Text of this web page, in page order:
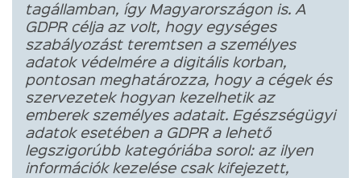
tagállamban, így Magyarországon is. A
GDPR célja az volt, hogy egységes
szabályozást teremtsen a személyes
adatok védelmére a digitális korban,
pontosan meghatározza, hogy a cégek és
szervezetek hogyan kezelhetik az
emberek személyes adatait. Egészségügyi
adatok esetében a GDPR a lehető
legszigorúbb kategóriába sorol: az ilyen
információk kezelése csak kifejezett,